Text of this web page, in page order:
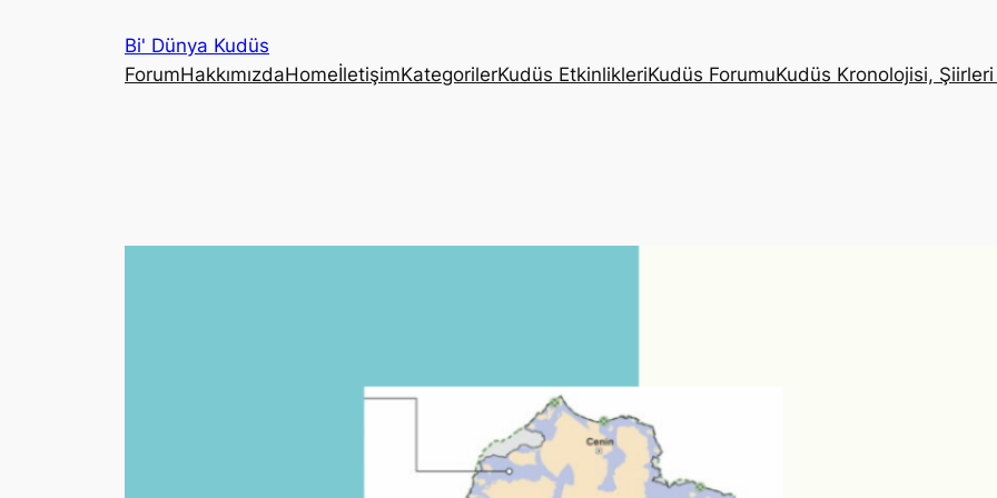
Bi' Dünya Kudüs
ForumHakkımızdaHomeİletişimKategorilerKudüs EtkinlikleriKudüs ForumuKudüs Kronolojisi,